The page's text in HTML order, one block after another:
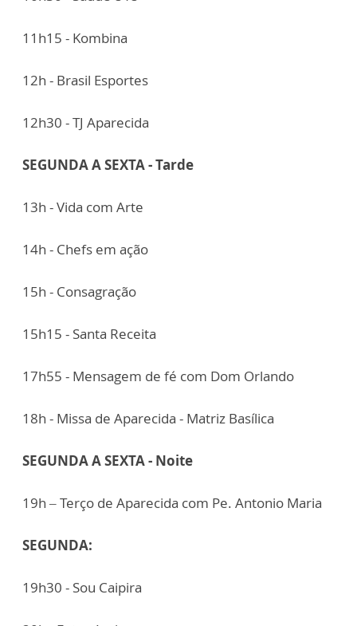
11h15 - Kombina
12h - Brasil Esportes
12h30 - TJ Aparecida
SEGUNDA A SEXTA - Tarde
13h - Vida com Arte
14h - Chefs em ação
15h - Consagração
15h15 - Santa Receita
17h55 - Mensagem de fé com Dom Orlando
18h - Missa de Aparecida - Matriz Basílica
SEGUNDA A SEXTA - Noite
19h – Terço de Aparecida com Pe. Antonio Maria
SEGUNDA:
19h30 - Sou Caipira